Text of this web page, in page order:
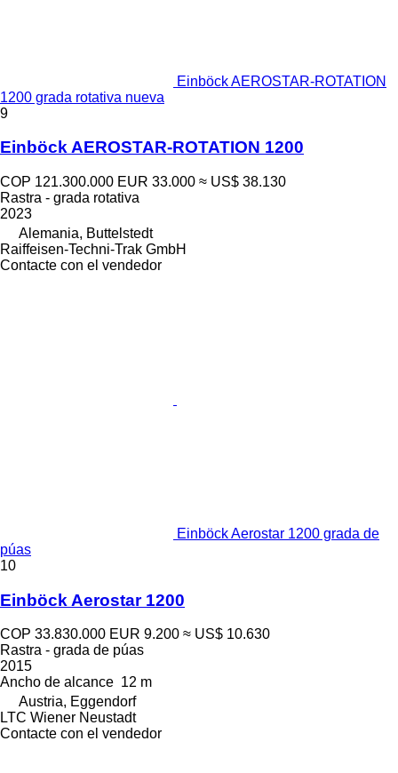
Einböck AEROSTAR-ROTATION
1200 grada rotativa nueva
9
Einböck AEROSTAR-ROTATION 1200
COP 121.300.000 EUR 33.000 ≈ US$ 38.130
Rastra - grada rotativa
2023
Alemania, Buttelstedt
Raiffeisen-Techni-Trak GmbH
Contacte con el vendedor
Einböck Aerostar 1200 grada de
púas
10
Einböck Aerostar 1200
COP 33.830.000 EUR 9.200 ≈ US$ 10.630
Rastra - grada de púas
2015
Ancho de alcance 12 m
Austria, Eggendorf
LTC Wiener Neustadt
Contacte con el vendedor